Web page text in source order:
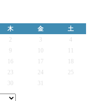
木 金
土
2 3
4
9
16 17
23 24
25
30 31